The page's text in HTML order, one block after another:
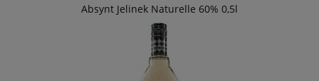
Absynt Jelinek Naturelle 60% 0,5l